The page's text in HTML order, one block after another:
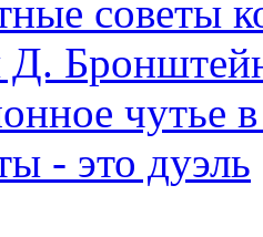
советы
чутье
- это дуэль